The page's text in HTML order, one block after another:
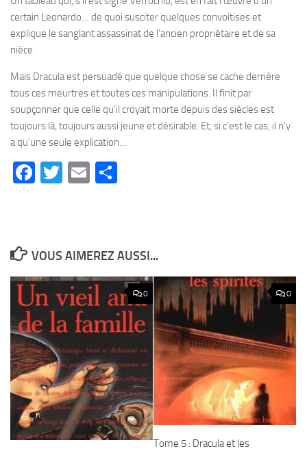
certain Leonardo… de quoi susciter quelques convoitises et
explique le sanglant assassinat de l’ancien propriétaire et de sa
nièce.
Mais Dracula est persuadé que quelque chose se cache derrière
tous ces meurtres et toutes ces manipulations. Il finit par
soupçonner que celle qu’il croyait morte depuis des siècles est
toujours là, toujours aussi jeune et désirable. Et, si c’est le cas, il n’y
a qu’une seule explication…
Facebook
Twitter
Email
VOUS AIMEREZ AUSSI...
0 0
Tome 5 : Dracula et les